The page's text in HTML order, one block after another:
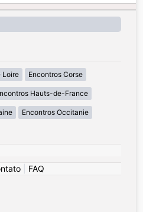
Loire Encontros Corse
Hauts-de-France
Encontros Occitanie
FAQ